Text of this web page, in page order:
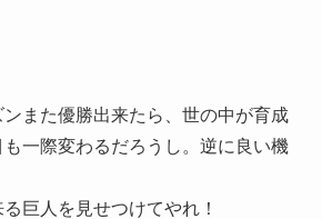
また優勝出来たら、世の中が育成
一際変わるだろうし。逆に良い機
巨人を見せつけてやれ！